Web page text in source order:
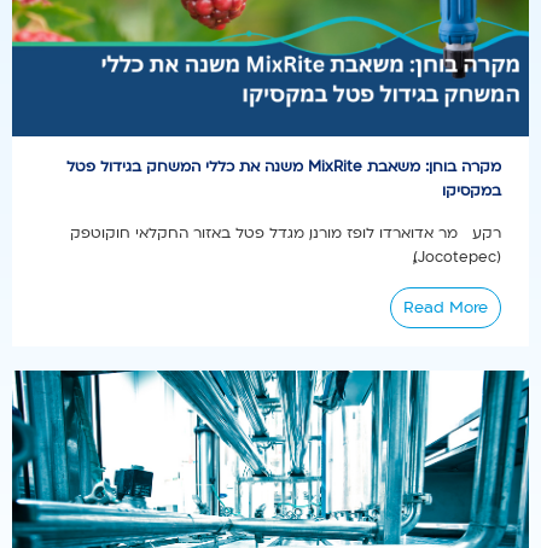
מקרה בוחן: משאבת MixRite משנה את כללי המשחק בגידול פטל
במקסיקו
רקע מר אדוארדו לופז מורנו, מגדל פטל באזור החקלאי חוקוטפק
(Jocotepec),...
Read More